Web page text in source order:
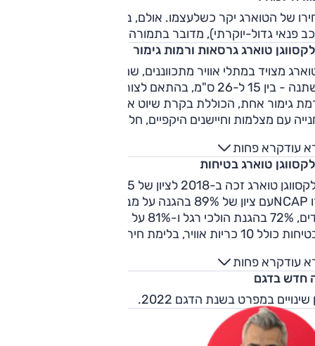
של הטוארג יקר כשלעצמו. אולם, בהקשר של דגמים כאלה
פנאי גדול-יוקרתי), מדובר בתמורה ראויה בהחלט.
טוארג גרסאות ורמות גימור
מצויד במתלי אוויר מתכווננים, שמאפשרים מרווח גחון
משתנה - בין 15 ל-26 ס"מ, בהתאם לצורך. הטוארג הושק בישראל
גימור אחת, הכוללת בקרת שיוט אדפטיבית, מערכת עזר
חשמלית. בנוסף, ישנם בקרת אקלים מפוצלת לארבעה
לוח מחוונים מוקרן ומולטימדיה עם תאימות לאפל קארפליי
אוטו.
עודקרא פחות
טוארג בטיחות
ילדים, 72% בהגנת הולכי רגל ו-81% על מערכות בטיחות. מפרט
הבטיחות כולל 10 כריות אוויר, בלימת חירום אוטונומית, סיוע
נהג. עודקרא פחות
חדש בדגם
שינויים במפרט בשנת הדגם 2022.